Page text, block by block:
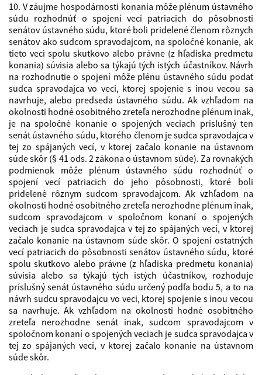
10. V záujme hospodárnosti konania môže plénum ústavného
súdu rozhodnúť o spojení vecí patriacich do pôsobnosti
senátov ústavného súdu, ktoré boli pridelené členom rôznych
senátov ako sudcom spravodajcom, na spoločné konanie, ak
tieto veci spolu skutkovo alebo právne (z hľadiska predmetu
konania) súvisia alebo sa týkajú tých istých účastníkov. Návrh
na rozhodnutie o spojení môže plénu ústavného súdu podať
sudca spravodajca vo veci, ktorej spojenie s inou vecou sa
navrhuje, alebo predseda ústavného súdu. Ak vzhľadom na
okolnosti hodné osobitného zreteľa nerozhodne plénum inak,
je na spoločné konanie o spojených veciach príslušný ten
senát ústavného súdu, ktorého členom je sudca spravodajca v
tej zo spájaných vecí, v ktorej začalo konanie na ústavnom
súde skôr (§ 41 ods. 2 zákona o ústavnom súde). Za rovnakých
podmienok môže plénum ústavného súdu rozhodnúť o
spojení vecí patriacich do jeho pôsobnosti, ktoré boli
pridelené rôznym sudcom spravodajcom. Ak vzhľadom na
okolnosti hodné osobitného zreteľa nerozhodne plénum inak,
sudcom spravodajcom v spoločnom konaní o spojených
veciach je sudca spravodajca v tej zo spájaných vecí, v ktorej
začalo konanie na ústavnom súde skôr. O spojení ostatných
vecí patriacich do pôsobnosti senátov ústavného súdu, ktoré
spolu skutkovo alebo právne (z hľadiska predmetu konania)
súvisia alebo sa týkajú tých istých účastníkov, rozhoduje
príslušný senát ústavného súdu určený podľa bodu 5, a to na
návrh sudcu spravodajcu vo veci, ktorej spojenie s inou vecou
sa navrhuje. Ak vzhľadom na okolnosti hodné osobitného
zreteľa nerozhodne senát inak, sudcom spravodajcom v
spoločnom konaní o spojených veciach je sudca spravodajca v
tej zo spájaných vecí, v ktorej začalo konanie na ústavnom
súde skôr.